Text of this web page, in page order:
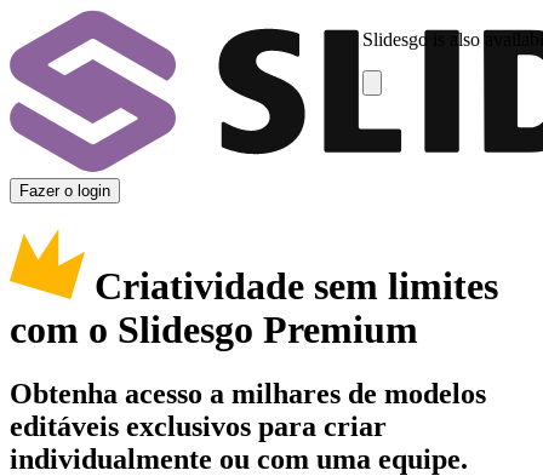
Slidesgo is also
Fazer o login
Criatividade sem limites
com o Slidesgo Premium
Obtenha acesso a milhares de modelos
editáveis exclusivos para criar
individualmente ou com uma equipe.